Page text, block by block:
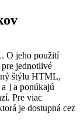
O jeho použití
jednotlivé
štýlu HTML,
] a ponúkajú
Pre viac
je dostupná cez